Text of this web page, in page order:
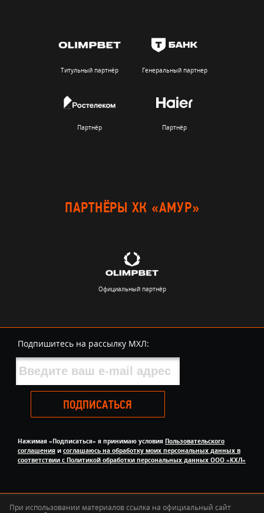
Титульный партнёр Генеральный партнер
Партнёр Партнёр
ПАРТНЁРЫ ХК «АМУР»
Официальный партнёр
Подпишитесь на рассылку МХЛ:
ПОДПИСАТЬСЯ
Нажимая «Подписаться» я принимаю условия Пользовательского
соглашения и соглашаюсь на обработку моих персональных данных в
соответствии с Политикой обработки персональных данных ООО «КХЛ»
При использовании материалов ссылка на официальный сайт